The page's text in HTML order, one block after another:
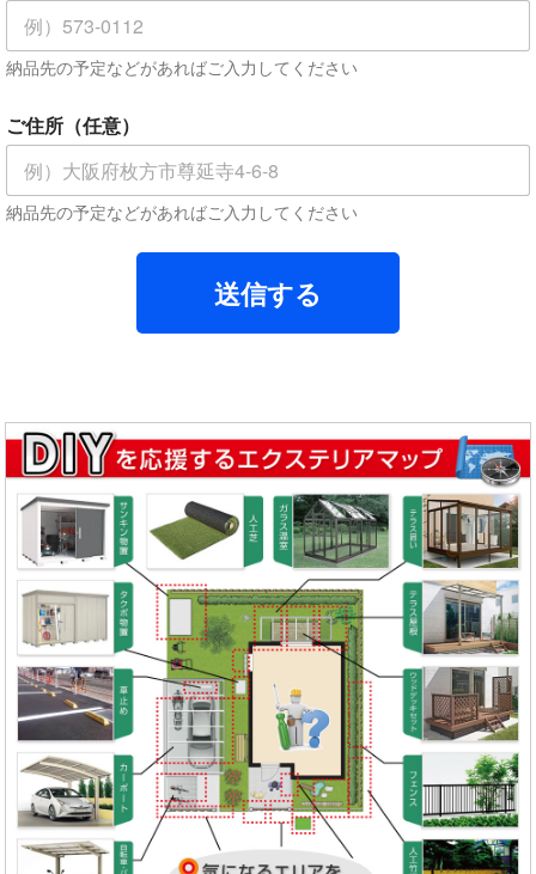
納品先の予定などがあればご入力してください
ご住所（任意）
納品先の予定などがあればご入力してください
送信する